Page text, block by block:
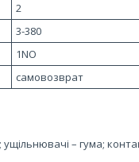
2
3-380
1NO
самовозврат
– гума;